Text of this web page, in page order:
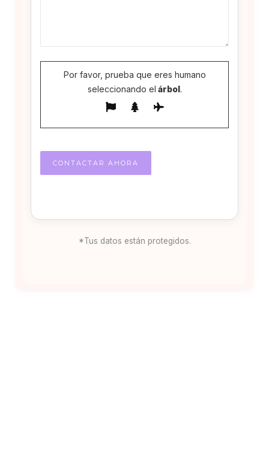
Por favor, prueba que eres humano
seleccionando el árbol.
*Tus datos están protegidos.